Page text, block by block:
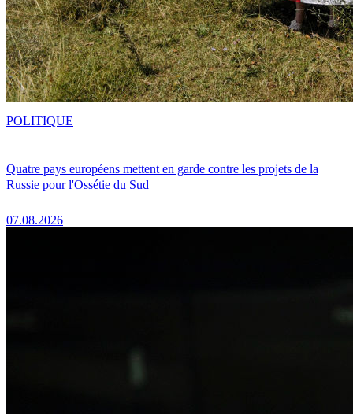
Quatre pays européens mettent en garde contre les projets de la
Russie pour l'Ossétie du Sud
07.08.2026
POLITIQUE